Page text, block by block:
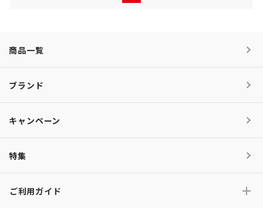
商品一覧
ブランド
キャンペーン
特集
ご利用ガイド